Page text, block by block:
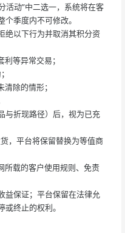
活动”中二选一，系统将在客
季度内不可修改。
绝以下行为并取消其积分资
等异常交易；
除的情形；
与折现路径）后，视为已充
，平台将保留替换为等值商
所载的客户使用规则、免责
益保证；平台保留在法律允
终止的权利。